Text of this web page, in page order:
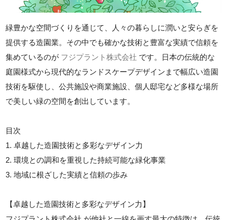
緑豊かな空間づくりを通じて、人々の暮らしに潤いと安らぎを
提供する造園業。その中でも確かな技術と豊富な実績で信頼を
集めているのが フジプラント株式会社 です。日本の伝統的な
庭園様式から現代的なランドスケープデザインまで幅広い造園
技術を駆使し、公共施設や商業施設、個人邸宅など多様な場所
で美しい緑の空間を創出しています。
目次
1. 卓越した造園技術と多彩なデザイン力
2. 環境との調和を重視した持続可能な緑化事業
3. 地域に根ざした実績と信頼の歩み
【卓越した造園技術と多彩なデザイン力】